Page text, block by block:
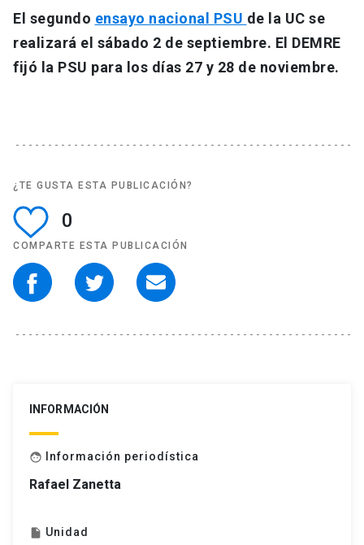
El segundo ensayo nacional PSU de la UC se
realizará el sábado 2 de septiembre. El DEMRE
fijó la PSU para los días 27 y 28 de noviembre.
¿TE GUSTA ESTA PUBLICACIÓN?
0
COMPARTE ESTA PUBLICACIÓN
INFORMACIÓN
face Información periodística
Rafael Zanetta
insert_drive_file Unidad